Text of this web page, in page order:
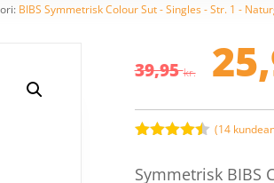
BIBS Symmetrisk Colour Sut - Singles - Str. 1 -
39,95kr.
ud af 5
(14
Symmetrisk BIBS